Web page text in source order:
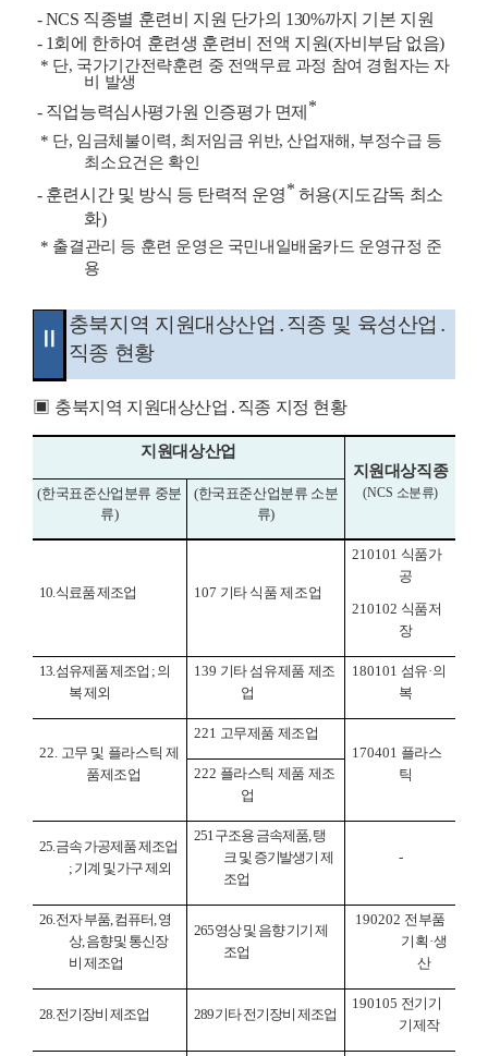
- NCS 직종별 훈련비 지원 단가의 130%까지 기본 지원
- 1회에 한하여 훈련생 훈련비 전액 지원(자비부담 없음)
* 단, 국가기간전략훈련 중 전액무료 과정 참여 경험자는 자
비 발생
- 직업능력심사평가원 인증평가 면제 *
* 단, 임금체불이력, 최저임금 위반,산업재해 , 부정수급 등
최소요건은 확인
- 훈련시간 및 방식 등 탄력적 운영* 허용(지도감독 최소
화)
* 출결관리 등 훈련 운영은 국민내일배움카드 운영규정 준
용
충북지역 지원대상산업 ․직종 및 육성산업 ․
직종 현황
▣ 충북지역 지원대상산업 ․ 직종 지정 현황
지원대상산업
지원대상직종
(NCS 소분류)
(한국표준산업분류 중분
류)
(한국표준산업분류 소분
류)
10. 식료품 제조업 107 기타 식품 제조업
210101 식품가
공
210102 식품저
장
13. 섬유제품 제조업 ; 의
복 제외
139 기타 섬유제품 제조
업
180101 섬유·의
복
22.
고무 및 플라스틱 제
품제조업
221 고무제품 제조업
170401 플라스
틱
222 플라스틱 제품 제조
업
25. 금속 가공제품 제조업
; 기계 및 가구 제외
251 구조용 금속제품, 탱
크 및 증기발생기 제
조업
-
26. 전자 부품 컴퓨터 영
상, 음향 및 통신장
비 제조업
265영상 및 음향 기기 제
조업
190202 전부품
기획 ·생
산
28. 전기장비 제조업 289기타 전기장비 제조업
190105 전기기
기제작